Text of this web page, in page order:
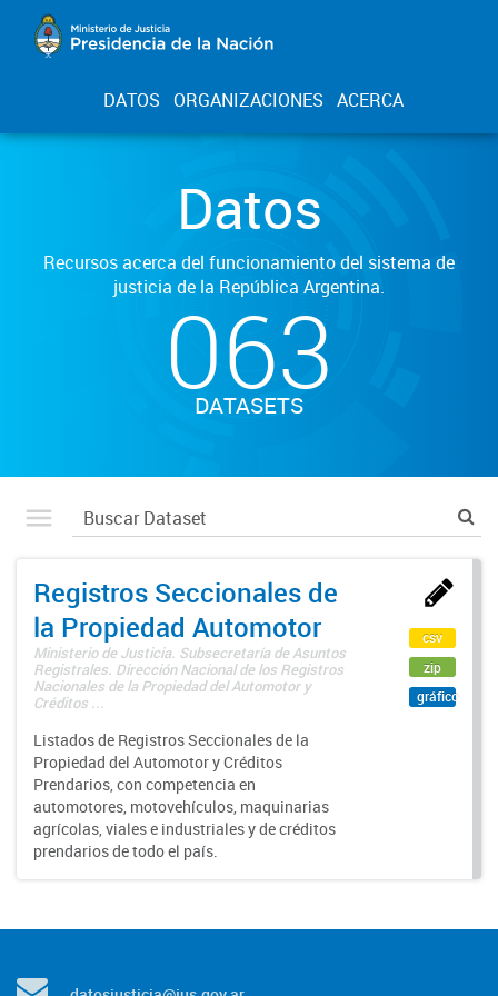
DATOS ORGANIZACIONES ACERCA
Datos
Recursos acerca del funcionamiento del sistema de
justicia de la República Argentina.
063
DATASETS
Registros Seccionales de
la Propiedad Automotor
Ministerio de Justicia. Subsecretaría de Asuntos
Registrales. Dirección Nacional de los Registros
Nacionales de la Propiedad del Automotor y
Créditos ...
Listados de Registros Seccionales de la
Propiedad del Automotor y Créditos
Prendarios, con competencia en
automotores, motovehículos, maquinarias
agrícolas, viales e industriales y de créditos
prendarios de todo el país.
csv
zip
gráfico